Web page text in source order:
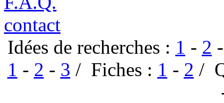
contact
Idées de recherches : 1 - 2
1 - 2 - 3 / Fiches : 1 - 2 /